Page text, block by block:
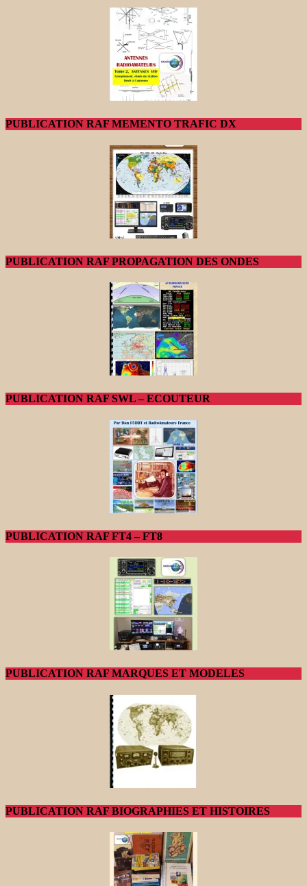
PUBLICATION RAF MEMENTO TRAFIC DX
PUBLICATION RAF PROPAGATION DES ONDES
PUBLICATION RAF SWL – ECOUTEUR
PUBLICATION RAF FT4 – FT8
PUBLICATION RAF MARQUES ET MODELES
PUBLICATION RAF BIOGRAPHIES ET HISTOIRES